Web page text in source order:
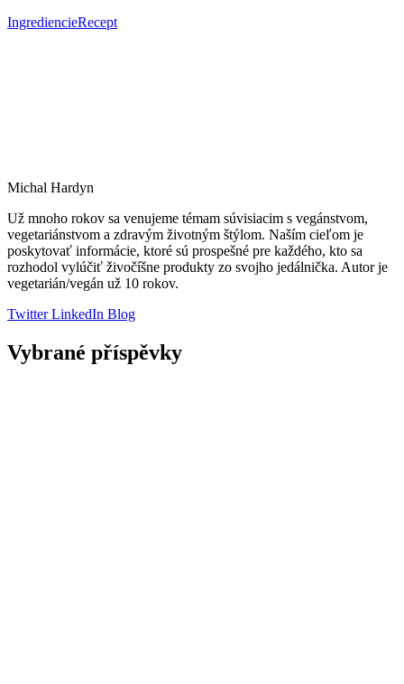
IngrediencieRecept
Michal Hardyn
Už mnoho rokov sa venujeme témam súvisiacim s vegánstvom,
vegetariánstvom a zdravým životným štýlom. Naším cieľom je
poskytovať informácie, ktoré sú prospešné pre každého, kto sa
rozhodol vylúčiť živočíšne produkty zo svojho jedálnička. Autor je
vegetarián/vegán už 10 rokov.
TwitterLinkedIn Blog
Vybrané příspěvky